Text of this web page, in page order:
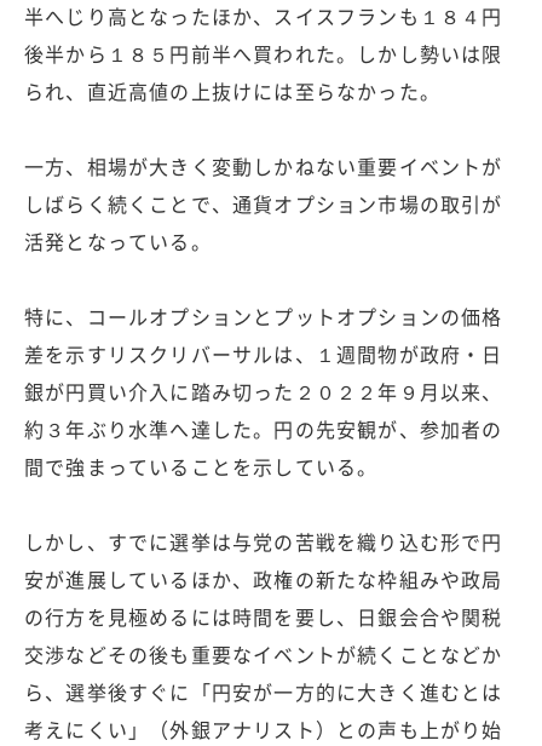
半へじり高となったほか、スイスフランも１８４円
後半から１８５円前半へ買われた。しかし勢いは限
られ、直近高値の上抜けには至らなかった。
一方、相場が大きく変動しかねない重要イベントが
しばらく続くことで、通貨オプション市場の取引が
活発となっている。
特に、コールオプションとプットオプションの価格
差を示すリスクリバーサルは、１週間物が政府・日
銀が円買い介入に踏み切った２０２２年９月以来、
約３年ぶり水準へ達した。円の先安観が、参加者の
間で強まっていることを示している。
しかし、すでに選挙は与党の苦戦を織り込む形で円
安が進展しているほか、政権の新たな枠組みや政局
の行方を見極めるには時間を要し、日銀会合や関税
交渉などその後も重要なイベントが続くことなどか
ら、選挙後すぐに「円安が一方的に大きく進むとは
考えにくい」（外銀アナリスト）との声も上がり始